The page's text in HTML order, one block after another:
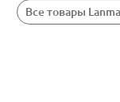
Все товары